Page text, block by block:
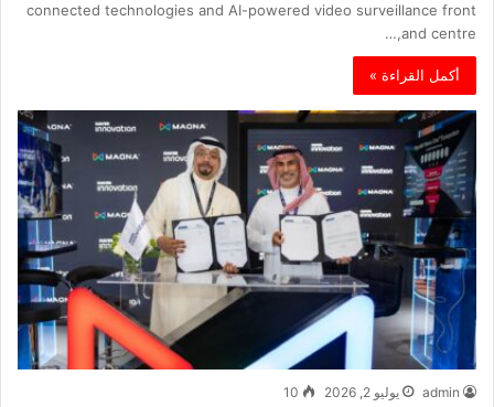
connected technologies and AI-powered video surveillance front
and centre,…
أكمل القراءة »
admin يوليو 2, 2026 10